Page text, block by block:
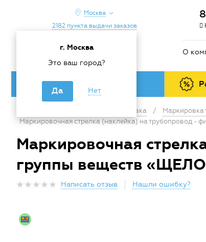
Москва
г. Москва
Это ваш город?
Да Нет
2182 пункта выдачи заказов
О
Каталог товаров
Маркировка / Маркировка
Маркировочная стрелка (наклейка) на трубопровод
Маркировочная
группы веществ
Написать отзыв Нашли ошибку?